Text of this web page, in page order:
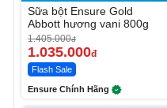
Sữa bột Ensure Gold
Abbott hương vani 800g
1.405.000đ
1.035.000đ
Flash Sale
Ensure Chính Hãng